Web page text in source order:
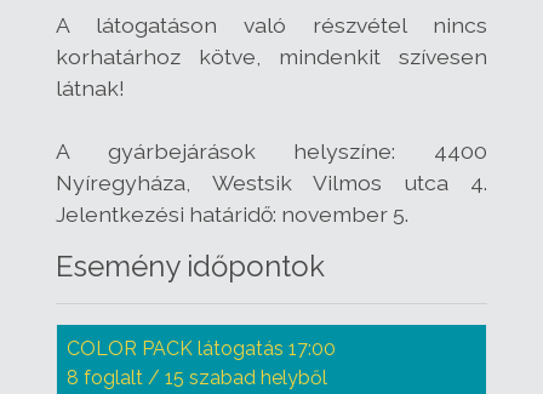
A látogatáson való részvétel nincs
korhatárhoz kötve, mindenkit szívesen
látnak!
A gyárbejárások helyszíne: 4400
Nyíregyháza, Westsik Vilmos utca 4.
Jelentkezési határidő: november 5.
Esemény időpontok
COLOR PACK látogatás 17:00
8 foglalt / 15 szabad helyből